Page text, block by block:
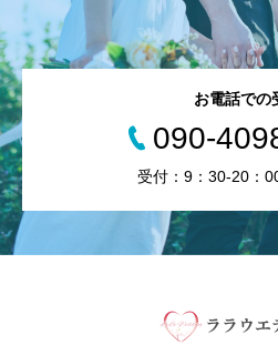
お電話での
090-
受付：9：30-20：